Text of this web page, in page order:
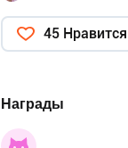
45 Нравится
Награды